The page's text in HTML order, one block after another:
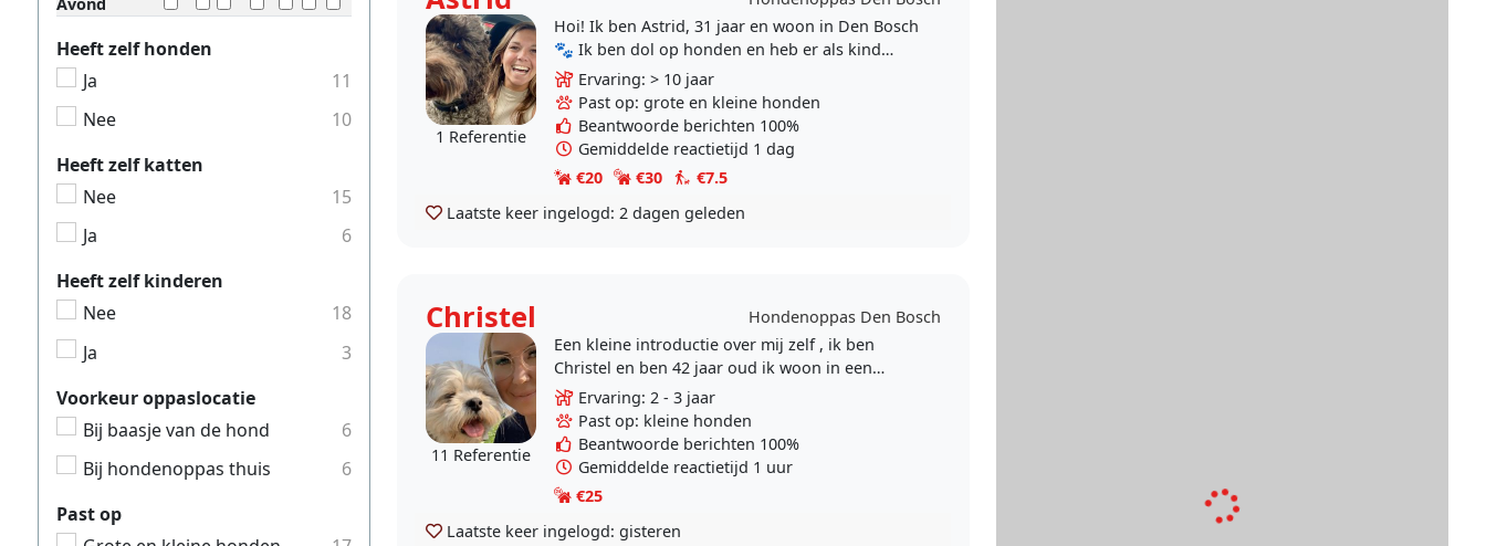
1 Referentie
Hoi! Ik ben Astrid, 31 jaar en woon in Den Bosch
🐾 Ik ben dol op honden en heb er als kind
altijd één gehad. De afgelopen jaren pas ik..
Ervaring: > 10 jaar
Past op: grote en kleine honden
Beantwoorde berichten 100%
Gemiddelde reactietijd 1 dag
€20
€30
€7.5
Laatste keer ingelogd: 2 dagen geleden
Christel Hondenoppas Den Bosch
11 Referentie
Een kleine introductie over mij zelf , ik ben
Christel en ben 42 jaar oud ik woon in een
eengezinswoning samen met mij hondje Simba
van 11 een..
Ervaring: 2 - 3 jaar
Past op: kleine honden
Beantwoorde berichten 100%
Gemiddelde reactietijd 1 uur
€25
Laatste keer ingelogd: gisteren
Heeft zelf honden
Ja
11
Nee
10
Heeft zelf katten
Nee
15
Ja
6
Heeft zelf kinderen
Nee
18
Ja
3
Voorkeur oppaslocatie
Bij baasje van de hond
6
Bij hondenoppas thuis
6
Past op